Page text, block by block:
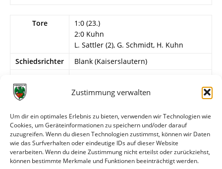
Zustimmung verwalten
Um dir ein optimales Erlebnis zu bieten, verwenden wir Technologien wie
Cookies, um Geräteinformationen zu speichern und/oder darauf
zuzugreifen. Wenn du diesen Technologien zustimmst, können wir Daten
wie das Surfverhalten oder eindeutige IDs auf dieser Website
verarbeiten. Wenn du deine Zustimmung nicht erteilst oder zurückziehst,
können bestimmte Merkmale und Funktionen beeinträchtigt werden.
Tore
1:0 (23.)
2:0 Kuhn
L. Sattler (2), G. Schmidt, H. Kuhn
Schiedsrichter
Blank (Kaiserslautern)
G. Pohle und Selbert (Wormatia)
verschießen Elfmeter
Wormatia Worms
? – ?, ? – ?, Selbert, L. Sattler – ?, G.
Pohle, R. Müller, G. Schmidt, H. Kuhn.